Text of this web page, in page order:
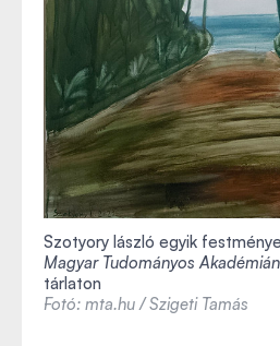
Szotyory lászló egyik
Magyar Tudományos Akadémián
tárlaton
Fotó: mta.hu / Szigeti Tamás